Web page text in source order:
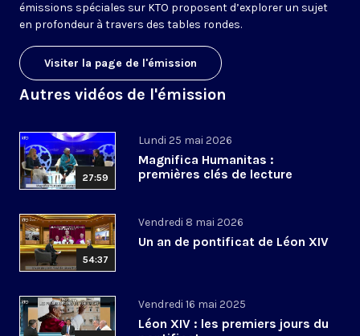
émissions spéciales sur KTO proposent d’explorer un sujet
en profondeur à travers des tables rondes.
Visiter la page de l'émission
Autres vidéos de l'émission
27:59
Lundi 25 mai 2026
Magnifica Humanitas :
premières clés de lecture
54:37
Vendredi 8 mai 2026
Un an de pontificat de Léon XIV
Vendredi 16 mai 2025
Léon XIV : les premiers jours du